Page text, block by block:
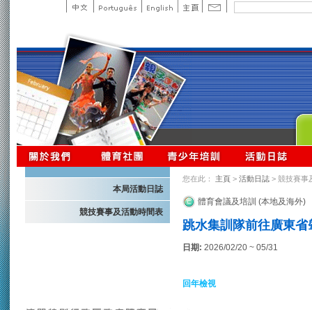
本局活動日誌
競技賽事及活動時間表
您在此： 主頁 > 活動日誌 > 競技賽事
體育會議及培訓 (本地及海外)
跳水集訓隊前往廣東
日期: 2026/02/20 ~ 05/31
回年檢視